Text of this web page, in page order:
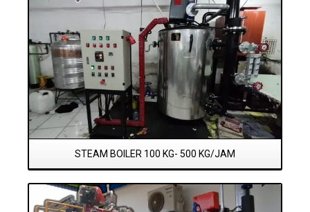
STEAM BOILER 100 KG- 500 KG/JAM